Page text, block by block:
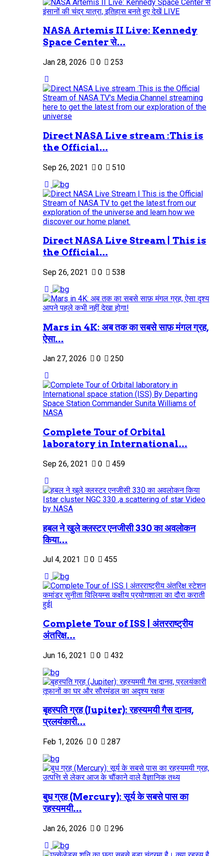
NASA Artemis II Live: Kennedy
Space Center से...
Jan 28, 2026 0 253
Direct NASA Live stream :This is
the Official...
Sep 26, 2021 0 510
Direct NASA Live Stream | This is
the Official...
Sep 26, 2021 0 538
Mars in 4K: अब तक का सबसे साफ़ मंगल ग्रह,
ऐसा...
Jan 27, 2026 0 250
Complete Tour of Orbital
laboratory in International...
Sep 26, 2021 0 459
हबल ने खुले क्लस्टर एनजीसी 330 का अवलोकन
किया...
Jul 4, 2021 0 455
Complete Tour of ISS | अंतरराष्ट्रीय
अंतरिक्ष...
Jun 16, 2021 0 432
बृहस्पति ग्रह (Jupiter): रहस्यमयी गैस दानव,
प्रलयंकारी...
Feb 1, 2026 0 287
बुध ग्रह (Mercury): सूर्य के सबसे पास का
रहस्यमयी...
Jan 26, 2026 0 296